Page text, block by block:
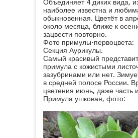
Объединяет 4 диких вида,
наиболее известна и
обыкновенная. Цветёт в
около месяца, ближе к
зацвести повторно.
Фото примулы-первоцвета:
Секция Аурикулы.
Самый красивый
примула с кожистыми
зазубринами или нет.
в средней полосе России.
цветения июнь, даже часть
Примула ушковая, фото: